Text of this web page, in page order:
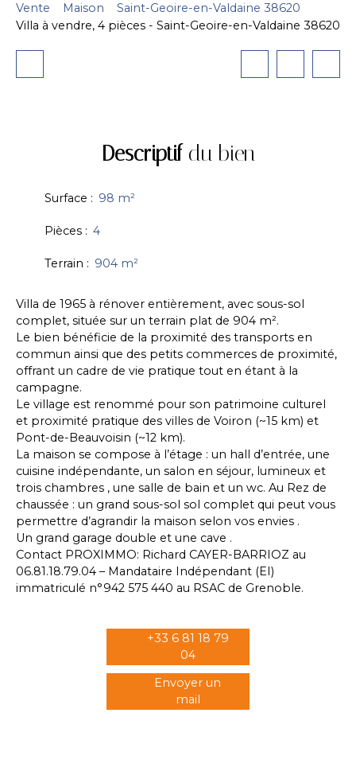
Vente Maison
Saint-Geoire-en-Valdaine 38620
Villa à vendre, 4 pièces - Saint-Geoire-en-Valdaine 38620
Descriptifdu bien
Surface : 98 m²
Pièces : 4
Terrain : 904 m²
Villa de 1965 à rénover entièrement, avec sous-sol
complet, située sur un terrain plat de 904 m².
Le bien bénéficie de la proximité des transports en
commun ainsi que des petits commerces de proximité,
offrant un cadre de vie pratique tout en étant à la
campagne.
Le village est renommé pour son patrimoine culturel
et proximité pratique des villes de Voiron (~15 km) et
Pont-de-Beauvoisin (~12 km).
La maison se compose à l’étage : un hall d’entrée, une
cuisine indépendante, un salon en séjour, lumineux et
trois chambres , une salle de bain et un wc. Au Rez de
chaussée : un grand sous-sol sol complet qui peut vous
permettre d’agrandir la maison selon vos envies .
Un grand garage double et une cave .
Contact PROXIMMO: Richard CAYER-BARRIOZ au
06.81.18.79.04 – Mandataire Indépendant (EI)
immatriculé n°942 575 440 au RSAC de Grenoble.
+33 6 81 18 79
04
Envoyer un
mail